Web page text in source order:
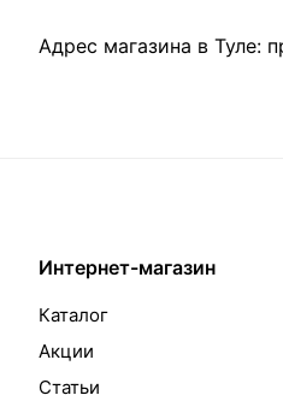
Адрес магазина в Туле:
Интернет-магазин
Каталог
Акции
Статьи